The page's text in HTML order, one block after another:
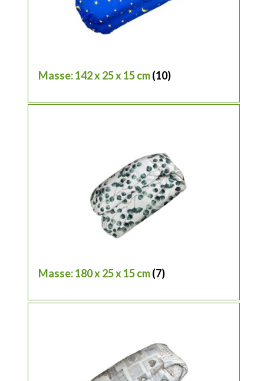
Masse: 142 x 25 x 15 cm(10)
Masse: 180 x 25 x 15 cm(7)